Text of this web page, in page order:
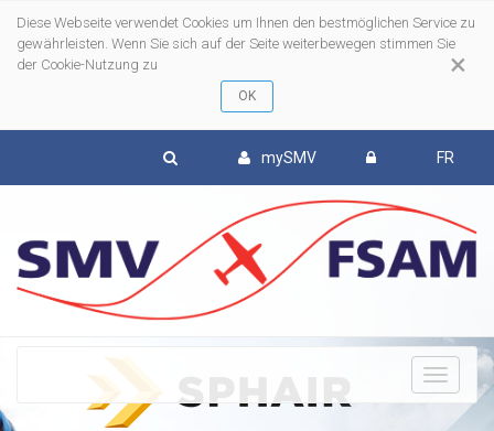
×
Diese Webseite verwendet Cookies um Ihnen den bestmöglichen Service zu
gewährleisten. Wenn Sie sich auf der Seite weiterbewegen stimmen Sie
der Cookie-Nutzung zu
mySMV FR